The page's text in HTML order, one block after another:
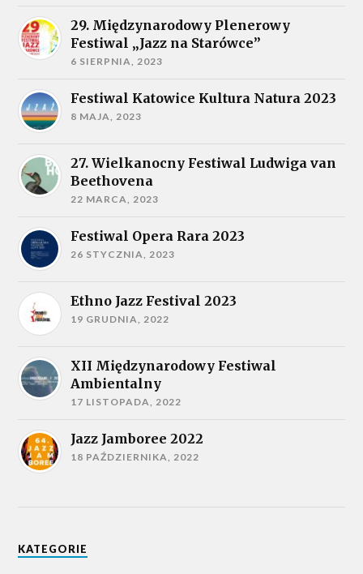
29. Międzynarodowy Plenerowy
Festiwal „Jazz na Starówce”
6 SIERPNIA, 2023
Festiwal Katowice Kultura Natura 2023
8 MAJA, 2023
27. Wielkanocny Festiwal Ludwiga van
Beethovena
22 MARCA, 2023
Festiwal Opera Rara 2023
26 STYCZNIA, 2023
Ethno Jazz Festival 2023
19 GRUDNIA, 2022
XII Międzynarodowy Festiwal
Ambientalny
17 LISTOPADA, 2022
Jazz Jamboree 2022
18 PAŹDZIERNIKA, 2022
KATEGORIE